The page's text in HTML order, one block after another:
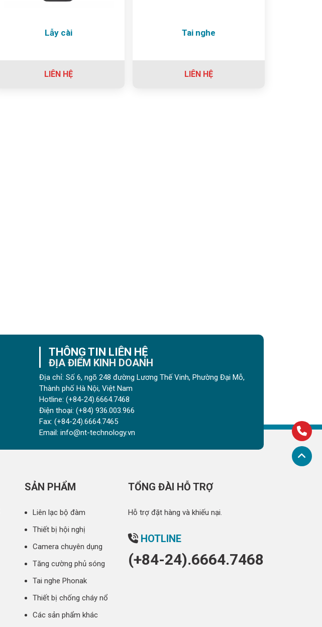
Lẫy cài
LIÊN HỆ
Tai nghe
LIÊN HỆ
THÔNG TIN LIÊN HỆ
ĐỊA ĐIỂM KINH DOANH
Địa chỉ: Số 6, ngõ 248 đường Lương Thế Vinh, Phường Đại Mỗ,
Thành phố Hà Nội, Việt Nam
Hotline: (+84-24).6664.7468
Điện thoại: (+84) 936.003.966
Fax: (+84-24).6664.7465
Email: info@nt-technology.vn
SẢN PHẨM
Liên lạc bộ đàm
Thiết bị hội nghị
Camera chuyên dụng
Tăng cường phủ sóng
Tai nghe Phonak
Thiết bị chống cháy nổ
Các sản phẩm khác
TỔNG ĐÀI HỖ TRỢ
Hỗ trợ đặt hàng và khiếu nại.
HOTLINE
(+84-24).6664.7468